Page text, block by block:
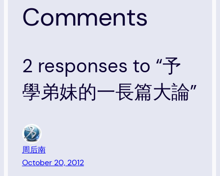
Comments
2 responses to “予
學弟妹的一長篇大論”
周后南
October 20, 2012